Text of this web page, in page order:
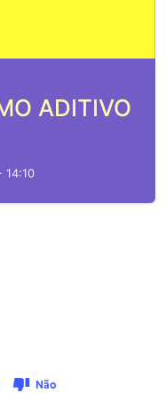
ADITIVO
14:10
Não